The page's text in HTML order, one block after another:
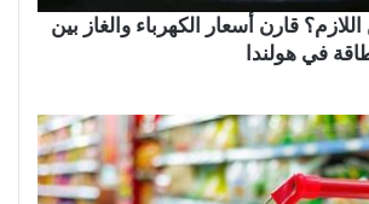
قارن أسعار الكهرباء والغاز بين
في هولندا